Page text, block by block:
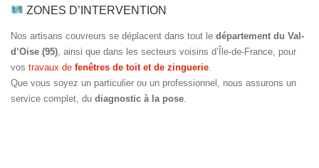
ZONES D’INTERVENTION
Nos artisans couvreurs se déplacent dans tout le département du Val-
d’Oise (95) , ainsi que dans les secteurs voisins d’Île-de-France, pour
vos travaux de fenêtres de toit et de zinguerie
Que vous soyez un particulier ou un professionnel, nous assurons un
service complet, du diagnostic à la pose